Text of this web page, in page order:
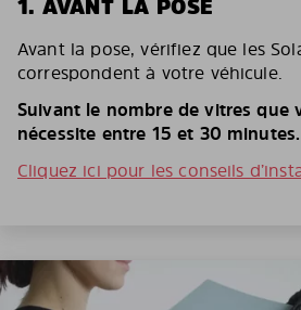
1. AVANT LA POSE
Avant la pose, vérifiez que les
correspondent à votre véhicule.
Suivant le nombre de vitres que
nécessite entre 15 et 30 minutes.
Cliquez ici pour les conseils